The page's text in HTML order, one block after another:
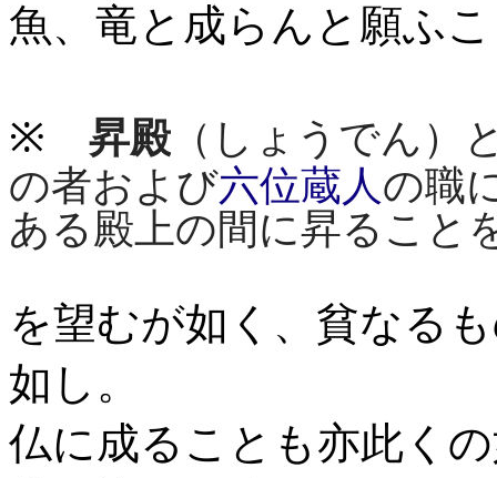
魚、竜と成らんと願ふ
※ 昇殿 （しょうでん）
の者および六位蔵人の職
ある殿上の間に昇ること
を望むが如く、貧なる
如し。
仏に成ることも亦此く